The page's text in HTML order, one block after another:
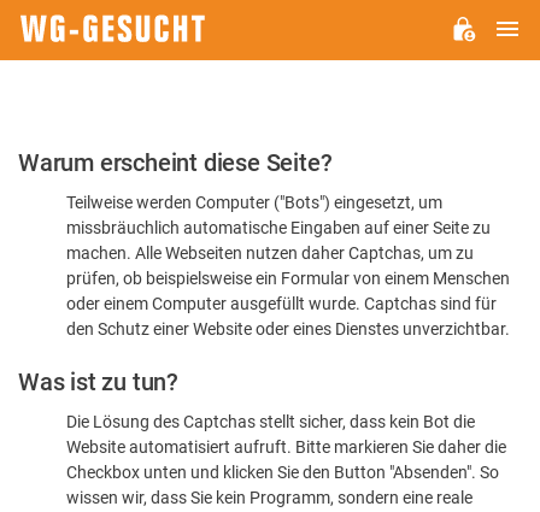
Bitte
dass
sind
Warum erscheint diese Seite?
Teilweise werden Computer ("Bots") eingesetzt, um
missbräuchlich automatische Eingaben auf einer Seite zu
machen. Alle Webseiten nutzen daher Captchas, um zu
prüfen, ob beispielsweise ein Formular von einem Menschen
oder einem Computer ausgefüllt wurde. Captchas sind für
den Schutz einer Website oder eines Dienstes unverzichtbar.
Was ist zu tun?
Die Lösung des Captchas stellt sicher, dass kein Bot die
Website automatisiert aufruft. Bitte markieren Sie daher die
Checkbox unten und klicken Sie den Button "Absenden". So
wissen wir, dass Sie kein Programm, sondern eine reale